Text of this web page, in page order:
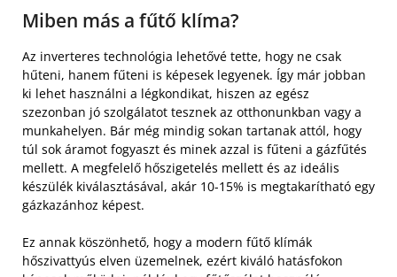
Miben más a fűtő klíma?
Az inverteres technológia lehetővé tette, hogy ne csak
hűteni, hanem fűteni is képesek legyenek. Így már jobban
ki lehet használni a légkondikat, hiszen az egész
szezonban jó szolgálatot tesznek az otthonunkban vagy a
munkahelyen. Bár még mindig sokan tartanak attól, hogy
túl sok áramot fogyaszt és minek azzal is fűteni a gázfűtés
mellett. A megfelelő hőszigetelés mellett és az ideális
készülék kiválasztásával, akár 10-15% is megtakarítható egy
gázkazánhoz képest.
Ez annak köszönhető, hogy a modern fűtő klímák
hőszivattyús elven üzemelnek, ezért kiváló hatásfokon